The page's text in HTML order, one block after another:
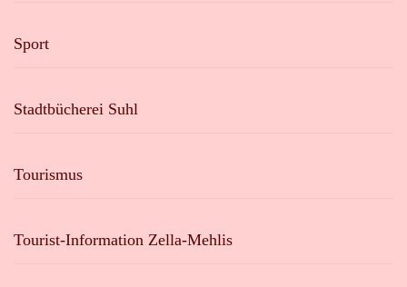
Sport
Stadtbücherei Suhl
Tourismus
Tourist-Information Zella-Mehlis